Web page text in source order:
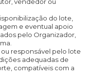
do lote,
e eventual apoio
pelo Organizador,
responsável pelo lote
adequadas de
compatíveis com a